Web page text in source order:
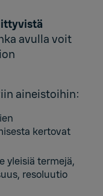
avulla voit
aineistoihin:
kertovat
yleisiä termejä,
resoluutio